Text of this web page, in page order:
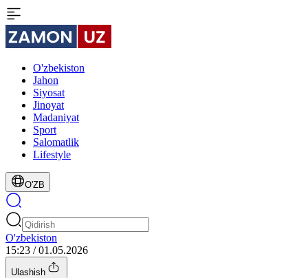
O'zbekiston
Jahon
Siyosat
Jinoyat
Madaniyat
Sport
Salomatlik
Lifestyle
O'ZB
O'zbekiston
15:23 / 01.05.2026
Ulashish